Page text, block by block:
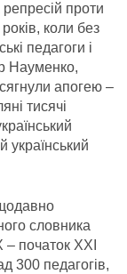
проти
коли без
педагоги і
Науменко,
апогею –
тисячі
український
словника
початок ХХІ
300 педагогів,